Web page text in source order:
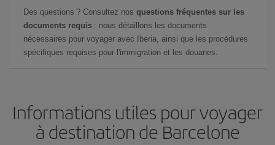
Des questions ? Consultez nos questions fréquentes sur les
documents requis : nous détaillons les documents
nécessaires pour voyager avec Iberia, ainsi que les procédures
spécifiques requises pour l'immigration et les douanes.
Informations utiles pour voyager
à destination de Barcelone